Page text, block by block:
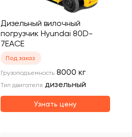
Дизельный вилочный
погрузчик Hyundai 80D-
7EACE
Под заказ
Грузоподъемность 8000 кг
Тип двигателя дизельный
Узнать цену